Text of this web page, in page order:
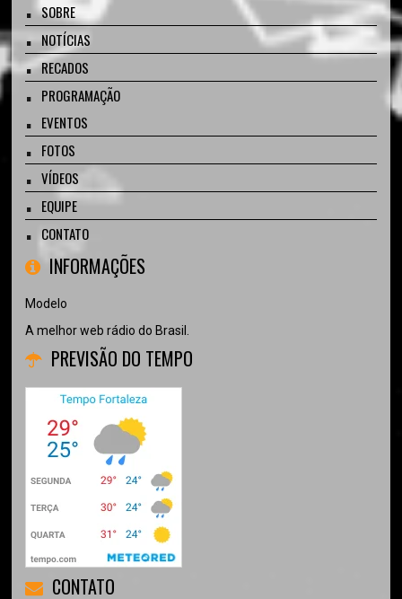
SOBRE
NOTÍCIAS
RECADOS
PROGRAMAÇÃO
EVENTOS
FOTOS
VÍDEOS
EQUIPE
CONTATO
INFORMAÇÕES
Modelo
A melhor web rádio do Brasil.
PREVISÃO DO TEMPO
CONTATO